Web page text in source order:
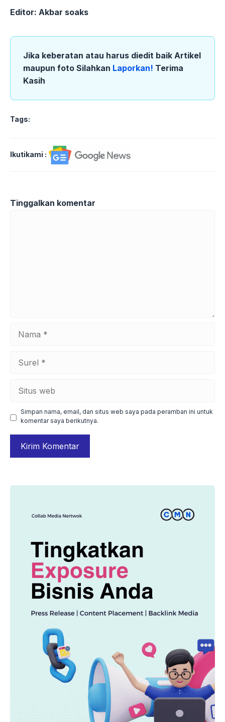
Editor: Akbar soaks
Jika keberatan atau harus diedit baik Artikel
maupun foto Silahkan Laporkan! Terima
Kasih
Tags:
Ikutikami :
Tinggalkan komentar
web
Simpan nama, email, dan situs web saya pada peramban ini untuk
komentar saya berikutnya.